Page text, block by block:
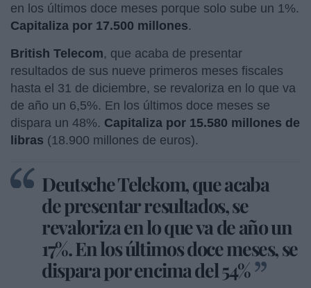
en los últimos doce meses porque solo sube un 1%.
Capitaliza por 17.500 millones.
British Telecom, que acaba de presentar
resultados de sus nueve primeros meses fiscales
hasta el 31 de diciembre, se revaloriza en lo que va
de año un 6,5%. En los últimos doce meses se
dispara un 48%. Capitaliza por 15.580 millones de
libras (18.900 millones de euros).
Deutsche Telekom,que acaba
de presentar resultados, se
revaloriza en lo que va de año un
17%. En los últimos doce meses, se
dispara por encima del 54%